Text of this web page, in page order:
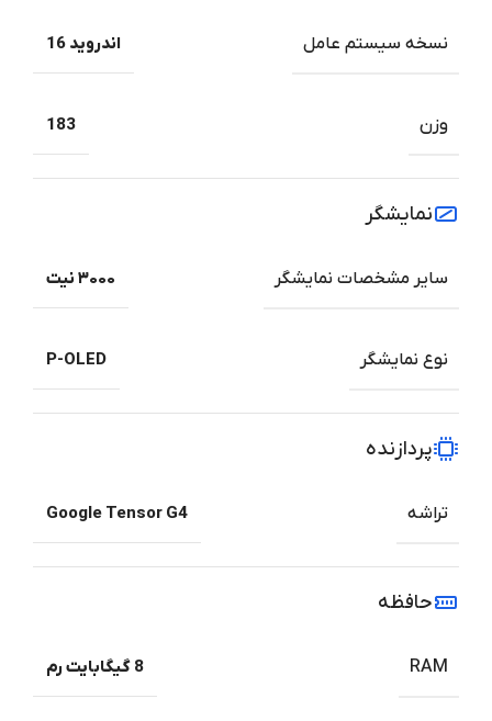
نسخه سیستم عامل اندروید 16
وزن 183
نمایشگر
سایر مشخصات نمایشگر ۳۰۰۰ نیت
نوع نمایشگر P-OLED
پردازنده
تراشه Google Tensor G4
حافظه
RAM 8 گیگابایت رم